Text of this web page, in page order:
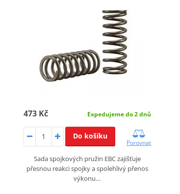
473 Kč Expedujeme do 2 dnů
Do košíku
Porovnat
Sada spojkových pružin EBC zajišťuje
přesnou reakci spojky a spolehlivý přenos
výkonu…